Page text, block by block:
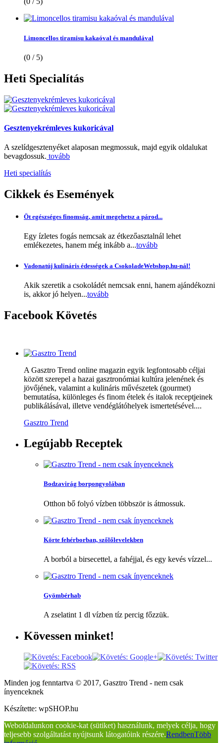
Limoncellos tiramisu kakaóval és mandulával
(0 / 5)
Heti Specialítás
Gesztenyekrémleves kukoricával
A szelídgesztenyéket alaposan megmossuk, majd egyik oldalukat
bevagdossuk. tovább
Heti specialítás
Cikkek és Események
Öt egészséges finomság, amit megehetsz a párod...
Egy ízletes fogás nemcsak az étkezőasztalnál lehet
emlékezetes, hanem még inkább a...tovább
Vadonatúj kulináris édességek a CsokoladeWebshop.hu-nál!
Akik szeretik a csokoládét nemcsak enni, hanem ajándékozni
is, akkor jó helyen...tovább
Facebook Követés
A Gasztro Trend online magazin egyik legfontosabb céljai
között szerepel a hazai gasztronómiai kultúra jelenének és
jövőjének, valamint a kulináris művészetek (gourmet)
bemutatása, különleges és finom ételek és italok receptjeinek
publikálásával, illetve vendéglátóhelyek ismertetésével....
Gasztro Trend
Legújabb Receptek
Bodzavirág borpongyolában
Otthon bő folyó vízben többször is átmossuk.
Körte fehérborban, szőlőlevelekben
A borból a birsecettel, a fahéjjal, és egy kevés vízzel...
Gyömbérhab
A zselatint 1 dl vízben tíz percig főzzük.
Kövessen minket!
Minden jog fenntartva © 2017, Gasztro Trend - nem csak
ínyenceknek
Készítette: wpSHOP.hu
Weboldalunkon cookie-kat (sütiket) használunk, melyek célja, hogy
teljesebb szolgáltatást nyújtsunk látogatóink részére.RendbenTöbb